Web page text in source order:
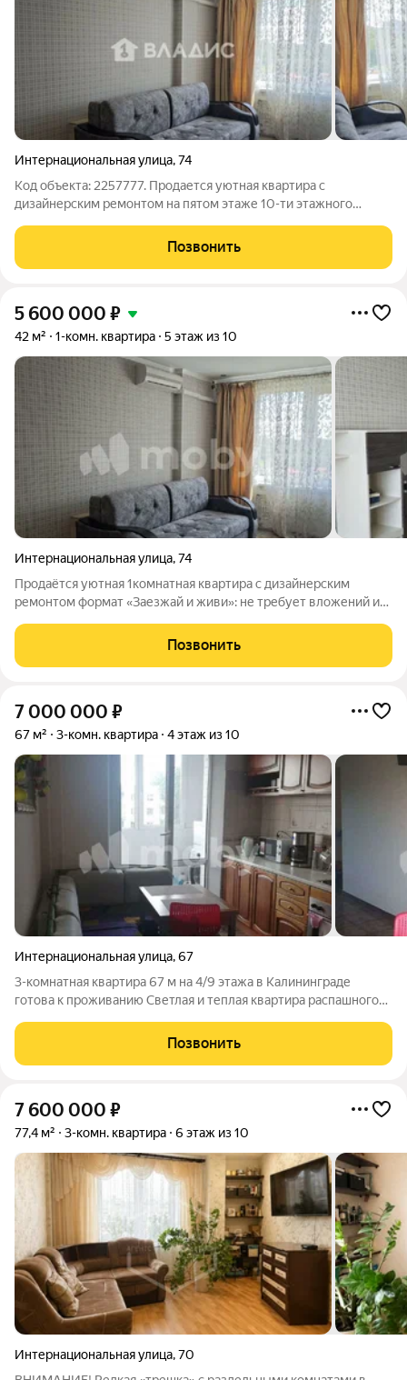
Интернациональная улица,74
Код объекта: 2257777. Продается уютная квартира с
дизайнерским ремонтом на пятом этаже 10-ти этажного
42 кв.м., жилая площадь 18 кв.м., кухня 11 кв.м., гардероб 7,7
кв.м., сан. узел 4,3 кв.м.,
Позвонить
5 600 000 ₽
42 м² 1-комн. квартира 5 этаж из 10
Интернациональная улица,74
Продаётся уютная 1комнатная квартира с дизайнерским
ремонтом формат «Заезжай и живи»: не требует вложений и
квартира.Общая площадь: 42 м2 (с балконом 44,7 м2).Жилая
площадь: 18 м2Площадь кухни: 11,1
Позвонить
7 000 000 ₽
67 м² 3-комн. квартира 4 этаж из 10
Интернациональная улица,67
3-комнатная квартира 67 м на 4/9 этажа в Калининграде
готова к проживанию Светлая и теплая квартира распашного
вентиляцию и естественный светПросторная кухня 10 м и
разделённая планировка: все комнаты
Позвонить
7 600 000 ₽
77,4 м² 3-комн. квартира 6 этаж из 10
Интернациональная улица,70